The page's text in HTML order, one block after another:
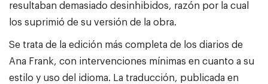
resultaban demasiado desinhibidos, razón por la cual
los suprimió de su versión de la obra.
Se trata de la edición más completa de los diarios de
Ana Frank, con intervenciones mínimas en cuanto a su
estilo y uso del idioma. La traducción, publicada en